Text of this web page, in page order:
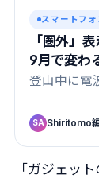
スマートフォ
「圏外」
9月で変わ
登山中に電
SA Shiritomo
「ガジェッ